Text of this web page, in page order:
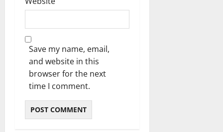
Save my name, email,
and website in this
browser for the next
time I comment.